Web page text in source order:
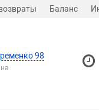
Баланс
98